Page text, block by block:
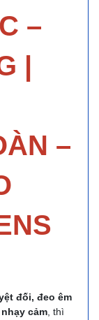
–
|
–
đối, đeo êm
cảm , thì